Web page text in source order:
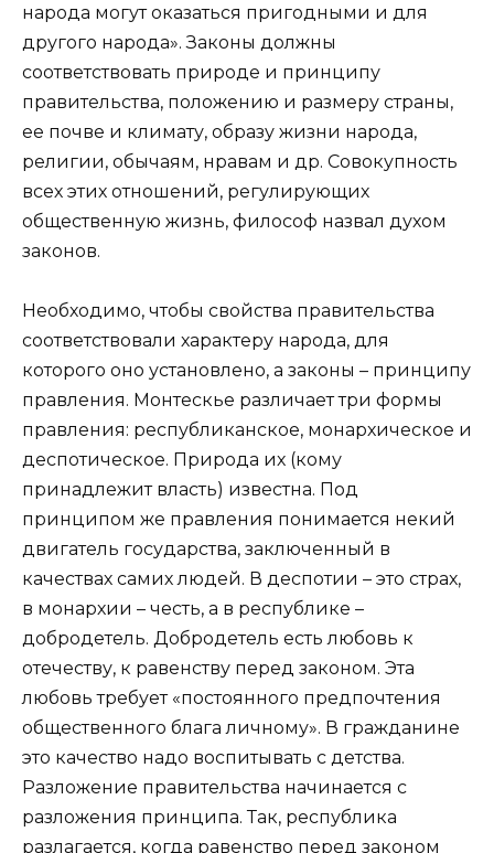
народа могут оказаться пригодными и для
другого народа». Законы должны
соответствовать природе и принципу
правительства, положению и размеру страны,
ее почве и климату, образу жизни народа,
религии, обычаям, нравам и др. Совокупность
всех этих отношений, регулирующих
общественную жизнь, философ назвал духом
законов.
Необходимо, чтобы свойства правительства
соответствовали характеру народа, для
которого оно установлено, а законы – принципу
правления. Монтескье различает три формы
правления: республиканское, монархическое и
деспотическое. Природа их (кому
принадлежит власть) известна. Под
принципом же правления понимается некий
двигатель государства, заключенный в
качествах самих людей. В деспотии – это страх,
в монархии – честь, а в республике –
добродетель. Добродетель есть любовь к
отечеству, к равенству перед законом. Эта
любовь требует «постоянного предпочтения
общественного блага личному». В гражданине
это качество надо воспитывать с детства.
Разложение правительства начинается с
разложения принципа. Так, республика
разлагается, когда равенство перед законом